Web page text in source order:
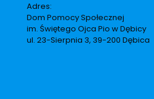
Adres:
Dom Pomocy Społecznej
im. Świętego Ojca Pio w Dębicy
ul. 23-Sierpnia 3, 39-200 Dębica